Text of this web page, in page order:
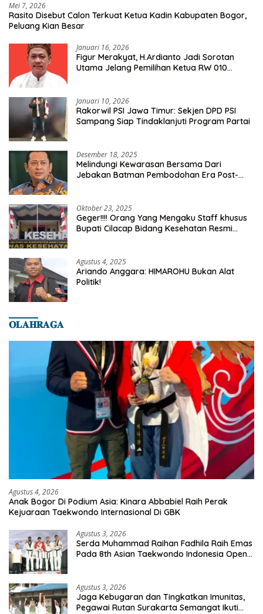
Mei 7, 2026
Rasito Disebut Calon Terkuat Ketua Kadin Kabupaten Bogor,
Peluang Kian Besar
Januari 16, 2026
Figur Merakyat, H.Ardianto Jadi Sorotan
Utama Jelang Pemilihan Ketua RW 010
Januari 10, 2026
Rakorwil PSI Jawa Timur: Sekjen DPD PSI
Sampang Siap Tindaklanjuti Program Partai
Desember 18, 2025
Melindungi Kewarasan Bersama Dari
Jebakan Batman Pembodohan Era Post-
Oktober 23, 2025
Geger!!!! Orang Yang Mengaku Staff khusus
Bupati Cilacap Bidang Kesehatan Resmi
Agustus 4, 2025
Ariando Anggara: HIMAROHU Bukan Alat
Politik!
𝐎𝐋𝐀𝐇𝐑𝐀𝐆𝐀
Agustus 4, 2026
Anak Bogor Di Podium Asia: Kinara Abbabiel Raih Perak
Kejuaraan Taekwondo Internasional Di GBK
Agustus 3, 2026
Serda Muhammad Raihan Fadhila Raih Emas
Pada 8th Asian Taekwondo Indonesia Open
Agustus 3, 2026
Jaga Kebugaran dan Tingkatkan Imunitas,
Pegawai Rutan Surakarta Semangat Ikuti